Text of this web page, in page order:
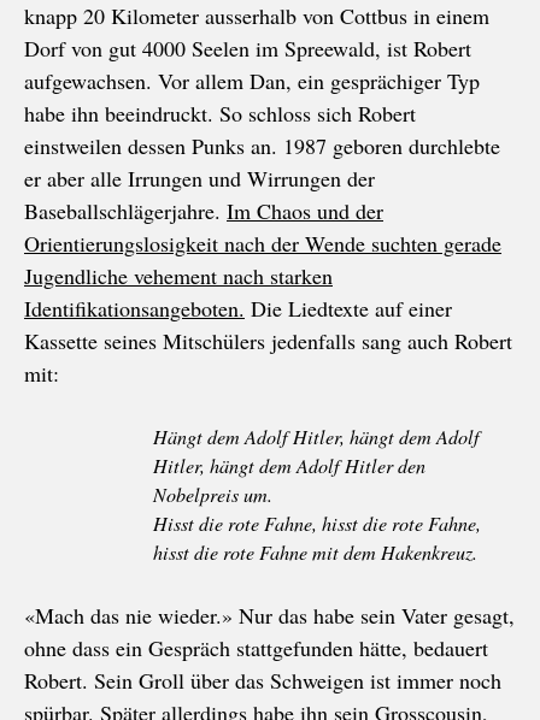
knapp 20 Kilometer ausserhalb von Cottbus in einem
Dorf von gut 4000 Seelen im Spreewald, ist Robert
aufgewachsen. Vor allem Dan, ein gesprächiger Typ
habe ihn beeindruckt. So schloss sich Robert
einstweilen dessen Punks an. 1987 geboren durchlebte
er aber alle Irrungen und Wirrungen der
Baseballschlägerjahre. Im Chaos und der
Orientierungslosigkeit nach der Wende suchten gerade
Jugendliche vehement nach starken
Identifikationsangeboten. Die Liedtexte auf einer
Kassette seines Mitschülers jedenfalls sang auch Robert
mit:
Hängt dem Adolf Hitler, hängt dem Adolf
Hitler, hängt dem Adolf Hitler den
Nobelpreis um.
Hisst die rote Fahne, hisst die rote Fahne,
hisst die rote Fahne mit dem Hakenkreuz.
«Mach das nie wieder.» Nur das habe sein Vater gesagt,
ohne dass ein Gespräch stattgefunden hätte, bedauert
Robert. Sein Groll über das Schweigen ist immer noch
spürbar. Später allerdings habe ihn sein Grosscousin,